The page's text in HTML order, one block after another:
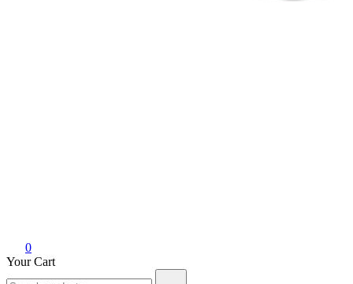
0
Your Cart